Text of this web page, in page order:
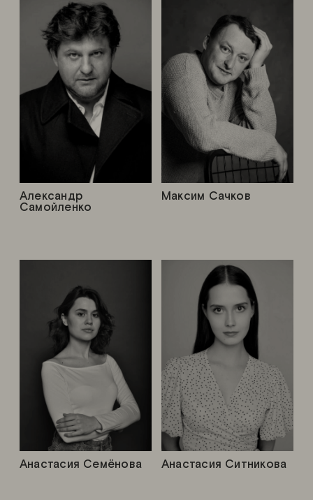
Анастасия Семёнова
Александр
Самойленко
Максим Сачков
Анастасия Ситникова